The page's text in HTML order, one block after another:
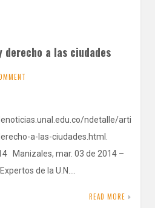
a las ciudades
ndetalle/arti
a-las-ciudades.html.
Manizales, mar. 03 de 2014 –
de la U.N.…
READ MORE